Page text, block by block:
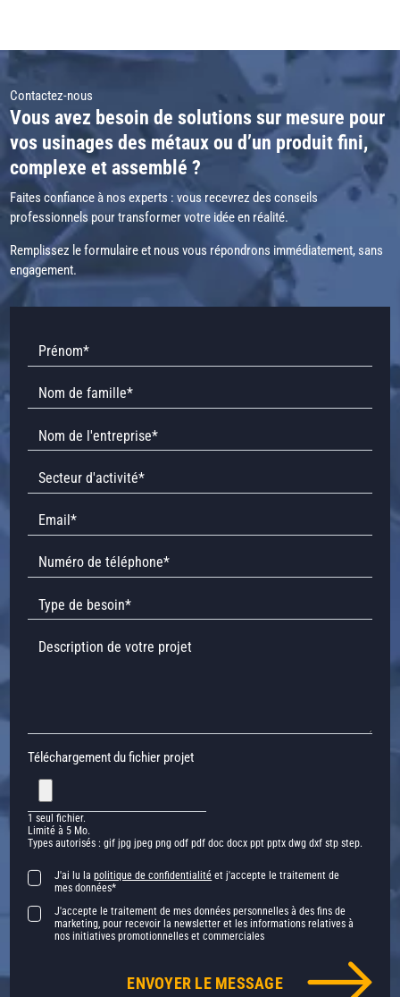
Contactez-nous
Vous avez besoin de solutions sur mesure pour
vos usinages des métaux ou d’un produit fini,
complexe et assemblé ?
Faites confiance à nos experts : vous recevrez des conseils
professionnels pour transformer votre idée en réalité.
Remplissez le formulaire et nous vous répondrons immédiatement, sans
engagement.
Téléchargement du fichier projet
1 seul fichier.
Limité à 5 Mo.
Types autorisés : gif jpg jpeg png odf pdf doc docx ppt pptx dwg dxf stp step.
J'ai lu lapolitique de confidentialité et j'accepte le traitement de
mes données*
J'accepte le traitement de mes données personnelles à des fins de
marketing, pour recevoir la newsletter et les informations relatives à
nos initiatives promotionnelles et commerciales